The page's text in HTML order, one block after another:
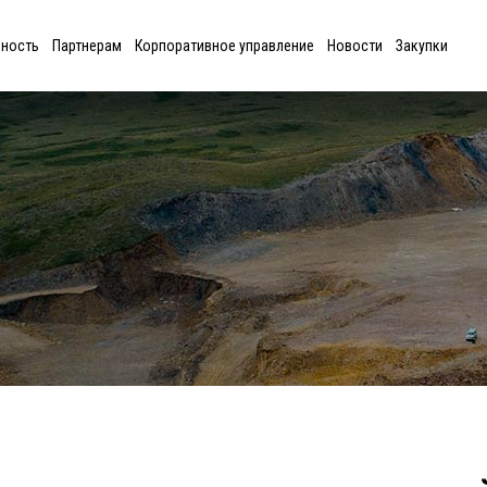
Партнерам Корпоративное управление Новости Закупки